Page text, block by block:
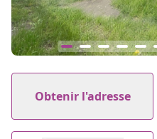
1
11
Obtenir l'adresse